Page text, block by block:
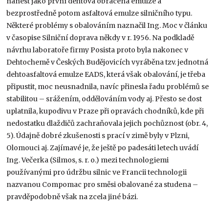
bezprostředně potom asfaltová emulze silničního typu.
Některé problémy s obalováním naznačil Ing. Moc v článku
v časopise Silniční doprava někdy v r. 1956. Na podkladě
návrhu laboratoře firmy Posista proto byla nakonec v
Dehtochemě v Českých Budějovicích vyráběna tzv. jednotná
dehtoasfaltová emulze EADS, která však obalování, je třeba
připustit, moc neusnadnila, navíc přinesla řadu problémů se
stabilitou – srážením, oddělováním vody aj. Přesto se dost
uplatnila, kupodivu v Praze při opravách chodníků, kde při
nedostatku dlaždičů zachraňovala jejich pochůznost (obr. 4,
5). Údajně dobré zkušenosti s prací v zimě byly v Plzni,
Olomouci aj. Zajímavé je, že ještě po padesáti letech uvádí
Ing. Večerka (Silmos, s. r. o.) mezi technologiemi
používanými pro údržbu silnic ve Francii technologii
nazvanou Compomac pro směsi obalované za studena –
pravděpodobně však na zcela jiné bázi.